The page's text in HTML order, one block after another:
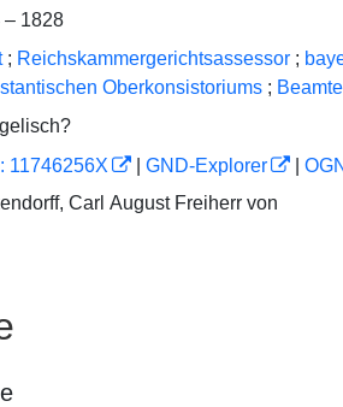
– 1828
; Reichskammergerichtsassessor ;
Oberkonsistoriums ;
11746256X GND-Explorer
Carl August Freiherr von